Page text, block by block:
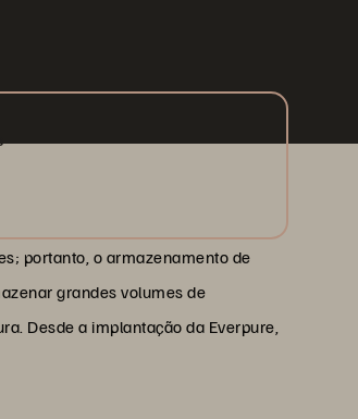
portanto, o armazenamento de
grandes volumes de
Desde a implantação da Everpure,